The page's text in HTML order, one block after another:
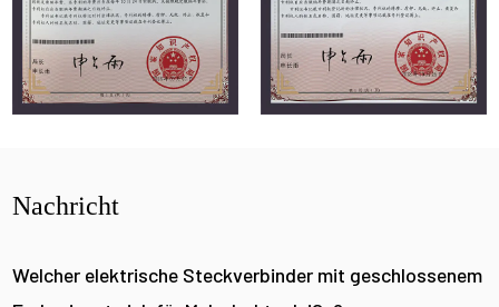
Nachricht
Welcher elektrische Steckverbinder mit geschlossenem